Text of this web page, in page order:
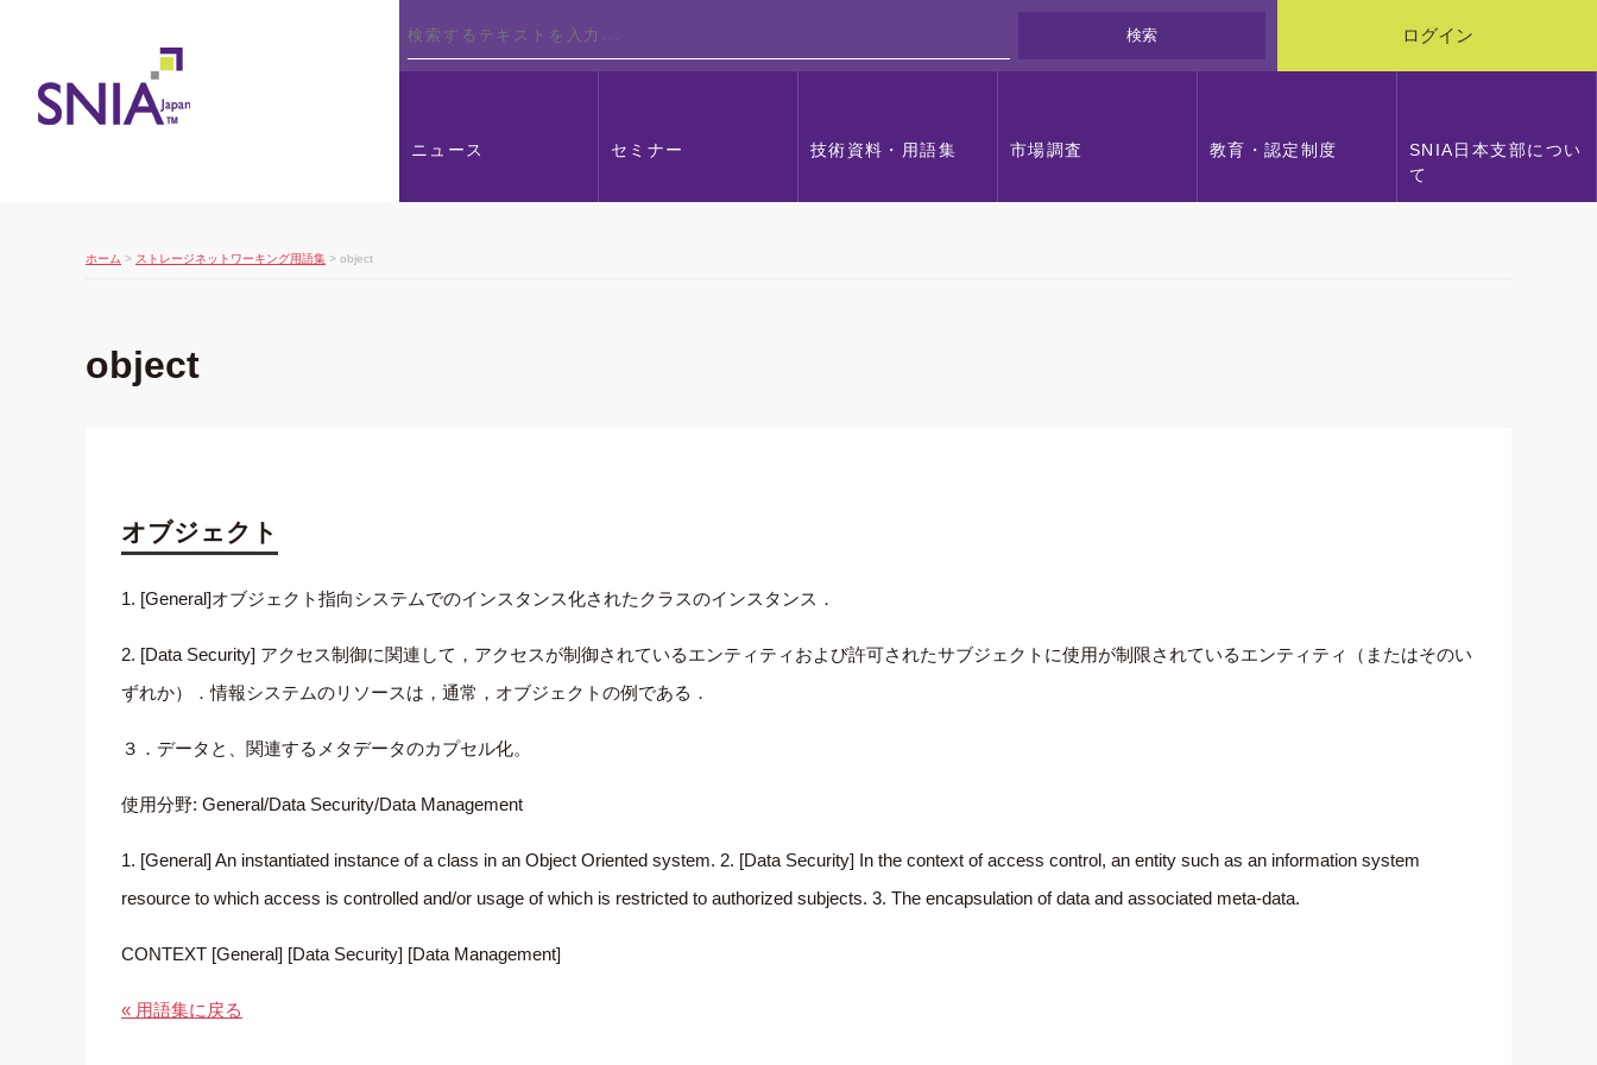
検索 ログイン
ニュース セミナー 技術資料・用語集 市場調査 教育・認定制度
SNIA日本支部につい
て
ホーム > ストレージネットワーキング用語集 > object
object
オブジェクト
1. [General]オブジェクト指向システムでのインスタンス化されたクラスのインスタンス．
2. [Data Security] アクセス制御に関連して，アクセスが制御されているエンティティおよび許可されたサブジェクトに使用が制限されているエンティティ（またはそのい
ずれか）．情報システムのリソースは，通常，オブジェクトの例である．
３．データと、関連するメタデータのカプセル化。
使用分野: General/Data Security/Data Management
1. [General] An instantiated instance of a class in an Object Oriented system. 2. [Data Security] In the context of access control, an entity such as an information system
resource to which access is controlled and/or usage of which is restricted to authorized subjects. 3. The encapsulation of data and associated meta-data.
CONTEXT [General] [Data Security] [Data Management]
« 用語集に戻る